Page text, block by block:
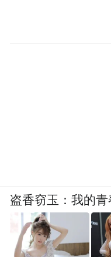
盗香窃玉：我的